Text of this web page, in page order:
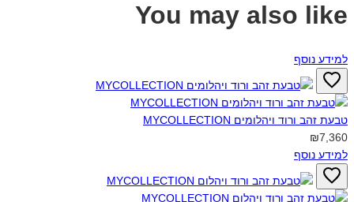
You may also like
למידע נוסף
טבעת זהב ורוד ויהלומים MYCOLLECTION‎
₪7,360
למידע נוסף